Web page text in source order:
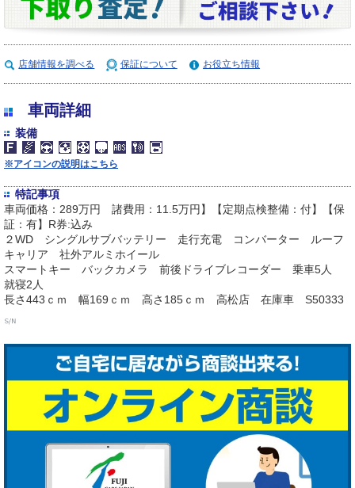
店舗情報を調べる 保証について お役立ち情報
車両詳細
装備
※アイコンの説明はこちら
特記事項
車両価格：289万円 諸費用：11.5万円】【定期点検整備：付】【保
証：有】R券:込み
２WD シングルサブバッテリー 走行充電 コンバーター ルーフ
キャリア 社外アルミホイール
スマートキー バックカメラ 前後ドライブレコーダー 乗車5人
就寝2人
長さ443ｃｍ 幅169ｃｍ 高さ185ｃｍ 高松店 在庫車 S50333